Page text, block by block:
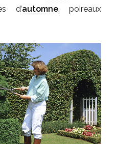
d’automne, poireaux